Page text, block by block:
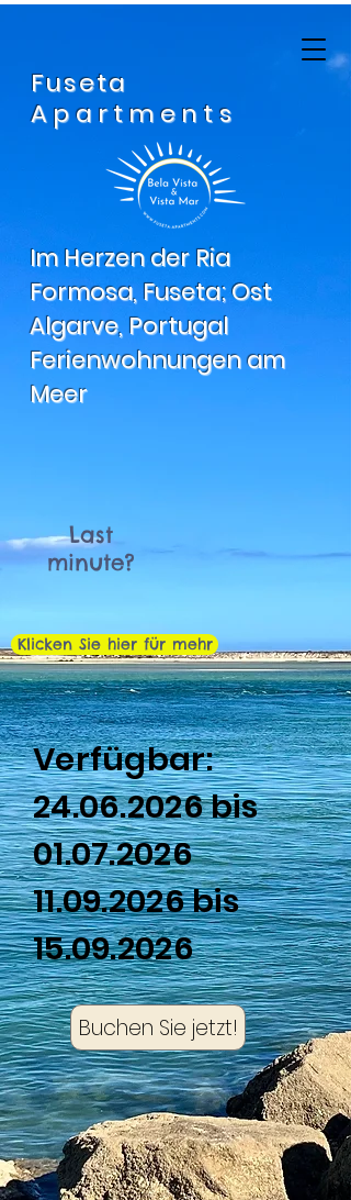
Fuseta
Apartments
Im Herzen der Ria
Formosa, Fuseta; Ost
Algarve, Portugal
Ferienwohnungen am
Meer
Last
minute?
Klicken Sie hier für mehr
Verfügbar:
24.06.2026bis
01.07.2026
11.09.2026bis
15.09.2026
Buchen Sie jetzt!